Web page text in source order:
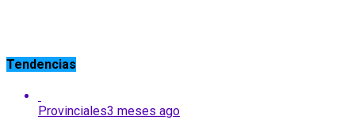
Tendencias
Provinciales3 meses ago